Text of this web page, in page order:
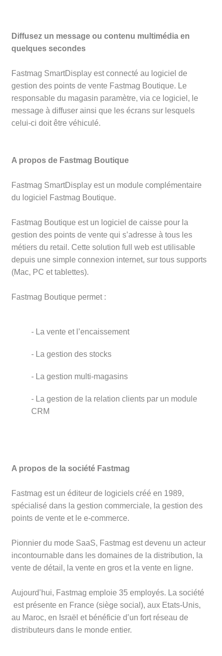
Diffusez un message ou contenu multimédia en
quelques secondes
Fastmag SmartDisplay est connecté au logiciel de
gestion des points de vente Fastmag Boutique. Le
responsable du magasin paramètre, via ce logiciel, le
message à diffuser ainsi que les écrans sur lesquels
celui-ci doit être véhiculé.
A propos de Fastmag Boutique
Fastmag SmartDisplay est un module complémentaire
du logiciel Fastmag Boutique.
Fastmag Boutique est un logiciel de caisse pour la
gestion des points de vente qui s’adresse à tous les
métiers du retail. Cette solution full web est utilisable
depuis une simple connexion internet, sur tous supports
(Mac, PC et tablettes).
Fastmag Boutique permet :
- La vente et l’encaissement
- La gestion des stocks
- La gestion multi-magasins
- La gestion de la relation clients par un module
CRM
A propos de la société Fastmag
Fastmag est un éditeur de logiciels créé en 1989,
spécialisé dans la gestion commerciale, la gestion des
points de vente et le e-commerce.
Pionnier du mode SaaS, Fastmag est devenu un acteur
incontournable dans les domaines de la distribution, la
vente de détail, la vente en gros et la vente en ligne.
Aujourd’hui, Fastmag emploie 35 employés. La société
est présente en France (siège social), aux Etats-Unis,
au Maroc, en Israël et bénéficie d’un fort réseau de
distributeurs dans le monde entier.